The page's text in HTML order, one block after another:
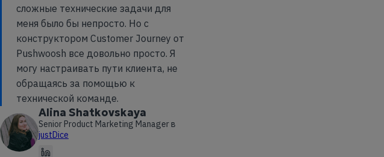
сложные технические задачи для
меня было бы непросто. Но с
конструктором Customer Journey от
Pushwoosh все довольно просто. Я
могу настраивать пути клиента, не
обращаясь за помощью к
технической команде.
Alina Shatkovskaya
Senior Product Marketing Manager в
justDice